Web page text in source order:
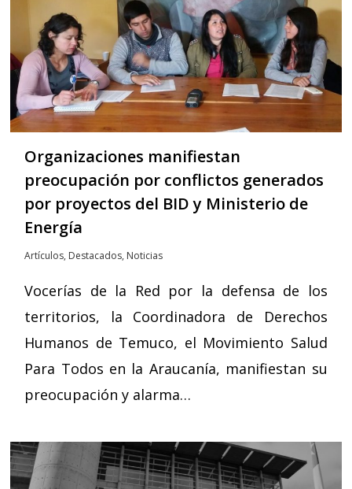
Organizaciones manifiestan
preocupación por conflictos generados
por proyectos del BID y Ministerio de
Energía
Artículos, Destacados, Noticias
Vocerías de la Red por la defensa de los
territorios, la Coordinadora de Derechos
Humanos de Temuco, el Movimiento Salud
Para Todos en la Araucanía, manifiestan su
preocupación y alarma…